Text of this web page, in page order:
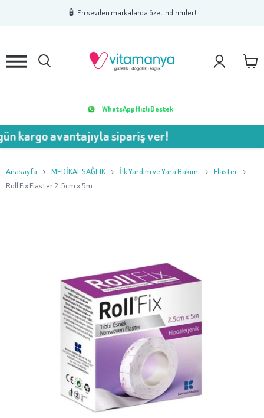
🧴 En sevilen markalarda özel indirimler!
2 3
WhatsApp Hızlı Destek
avantajıyla sipariş ver!
Anasayfa MEDİKAL SAĞLIK İlk Yardım ve Yara Bakımı
Flaster
Roll Fix Flaster 2.5cm x 5m